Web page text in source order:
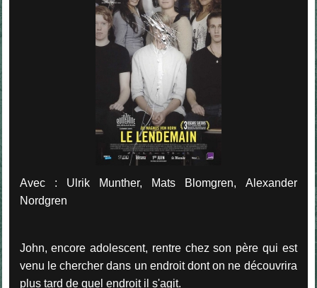
Avec : Ulrik Munther, Mats Blomgren, Alexander
Nordgren
John, encore adolescent, rentre chez son père qui est
venu le chercher dans un endroit dont on ne découvrira
plus tard de quel endroit il s'agit.